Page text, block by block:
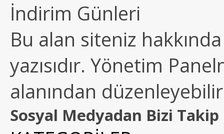
İndirim Günleri
Bu alan siteniz
yazısıdır. Yönetim
alanından
Sosyal Medyadan Bizi Takip